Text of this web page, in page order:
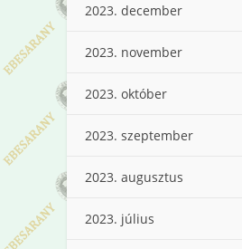
2023. december
2023. november
2023. október
2023. szeptember
2023. augusztus
2023. július